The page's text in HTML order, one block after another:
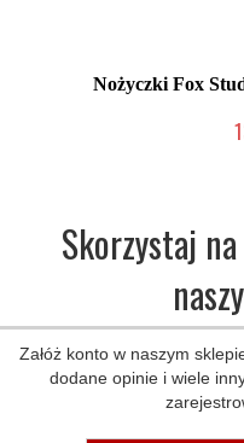
Nożyczki Fox
Skorzystaj
Załóż konto w naszym
dodane opinie i wiele